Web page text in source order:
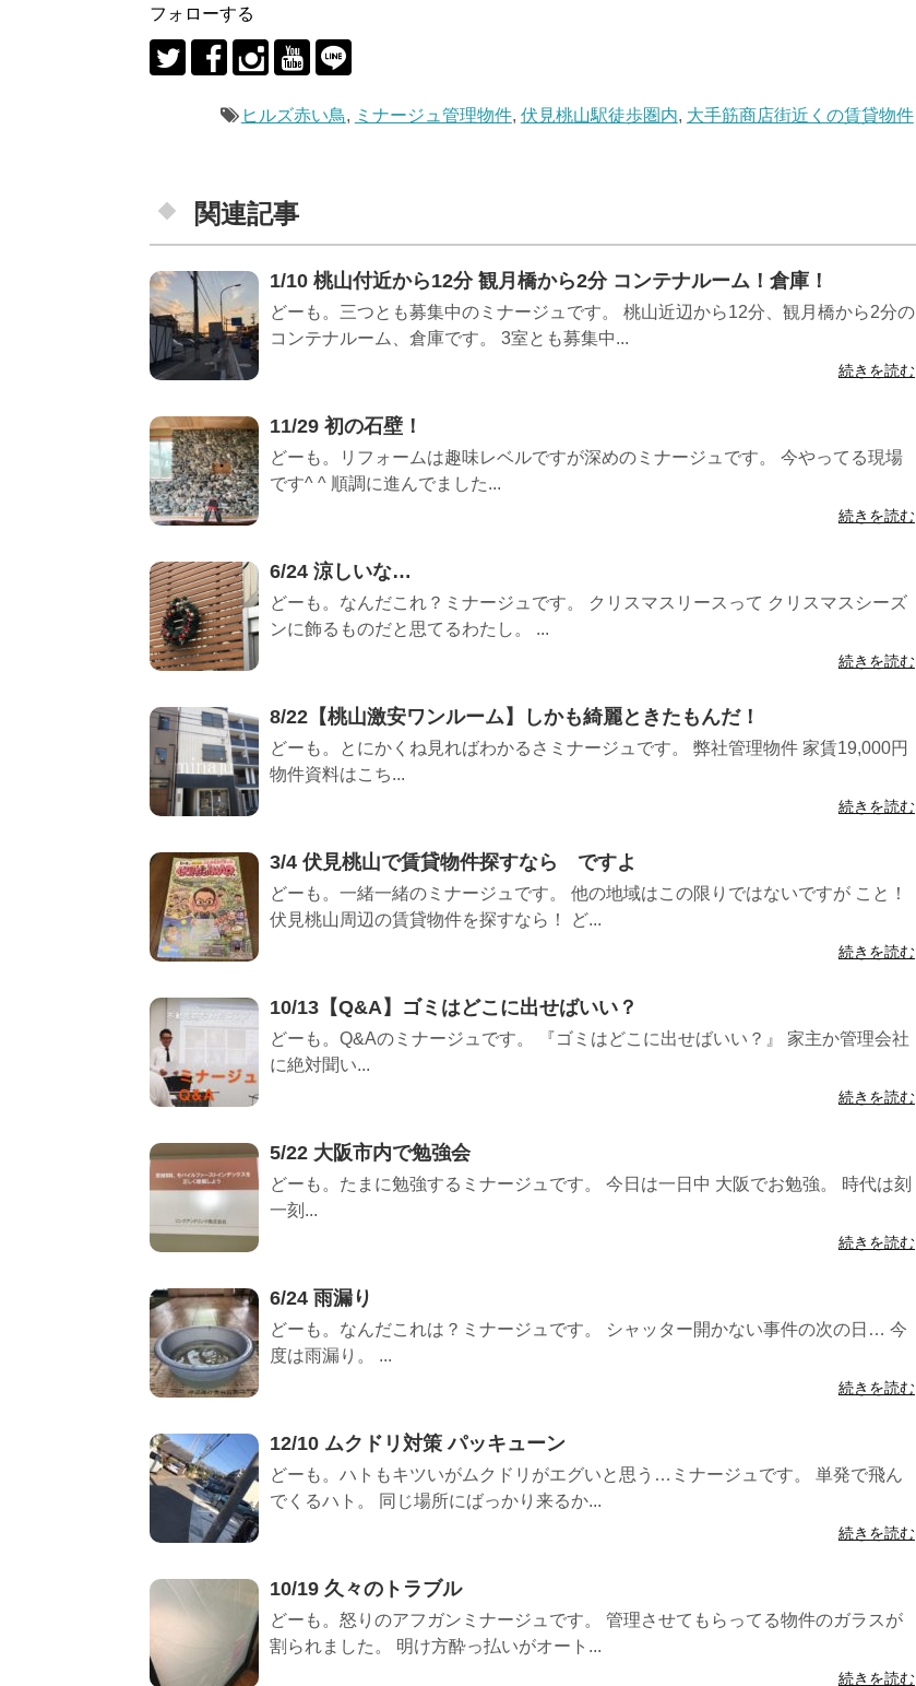
フォローする
ヒルズ赤い鳥, ミナージュ管理物件, 伏見桃山駅徒歩圏内, 大手筋商店街近くの賃貸物件
関連記事
1/10 桃山付近から12分 観月橋から2分 コンテナルーム！倉庫！
どーも。三つとも募集中のミナージュです。 桃山近辺から12分、観月橋から2分の
コンテナルーム、倉庫です。 3室とも募集中...
続きを読む
11/29 初の石壁！
どーも。リフォームは趣味レベルですが深めのミナージュです。 今やってる現場
です^ ^ 順調に進んでました...
続きを読む
6/24 涼しいな…
どーも。なんだこれ？ミナージュです。 クリスマスリースって クリスマスシーズ
ンに飾るものだと思てるわたし。 ...
続きを読む
8/22【桃山激安ワンルーム】しかも綺麗ときたもんだ！
どーも。とにかくね見ればわかるさミナージュです。 弊社管理物件 家賃19,000円
物件資料はこち...
続きを読む
3/4 伏見桃山で賃貸物件探すなら ですよ
どーも。一緒一緒のミナージュです。 他の地域はこの限りではないですが こと！
伏見桃山周辺の賃貸物件を探すなら！ ど...
続きを読む
10/13【Q&A】ゴミはどこに出せばいい？
どーも。Q&Aのミナージュです。 『ゴミはどこに出せばいい？』 家主か管理会社
に絶対聞い...
続きを読む
5/22 大阪市内で勉強会
どーも。たまに勉強するミナージュです。 今日は一日中 大阪でお勉強。 時代は刻
一刻...
続きを読む
6/24 雨漏り
どーも。なんだこれは？ミナージュです。 シャッター開かない事件の次の日… 今
度は雨漏り。 ...
続きを読む
12/10 ムクドリ対策 パッキューン
どーも。ハトもキツいがムクドリがエグいと思う…ミナージュです。 単発で飛ん
でくるハト。 同じ場所にばっかり来るか...
続きを読む
10/19 久々のトラブル
どーも。怒りのアフガンミナージュです。 管理させてもらってる物件のガラスが
割られました。 明け方酔っ払いがオート...
続きを読む